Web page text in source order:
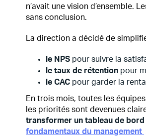
n’avait une vision d’ensemble.
sans conclusion.
La direction a décidé de
le NPS pour suivre la
le taux de rétention pour
le CAC pour garder la
En trois mois, toutes les
les priorités sont devenues
transformer un tableau de
fondamentaux du management